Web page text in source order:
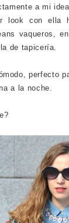
a mi idea.
look con ella
vaqueros,
de tapicería.
perfecto
a la noche.